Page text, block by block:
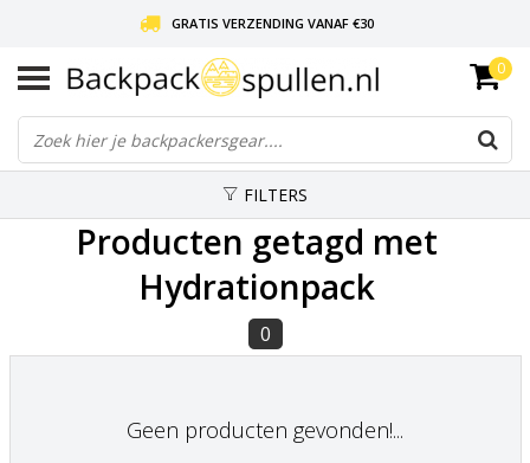
GRATIS VERZENDING VANAF €30
LIEFDE VOOR BACKPACKEN!
30 DAGEN GRATIS RETOUR
0
FILTERS
Producten getagd met
Hydrationpack
0
Geen producten gevonden!...